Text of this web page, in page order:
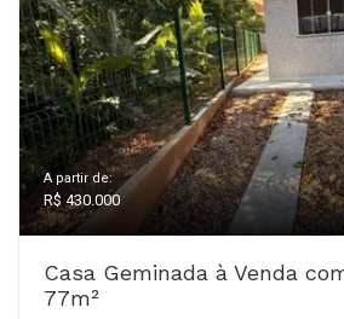
A partir de:
R$ 430.000
Casa Geminada à Venda
77m²